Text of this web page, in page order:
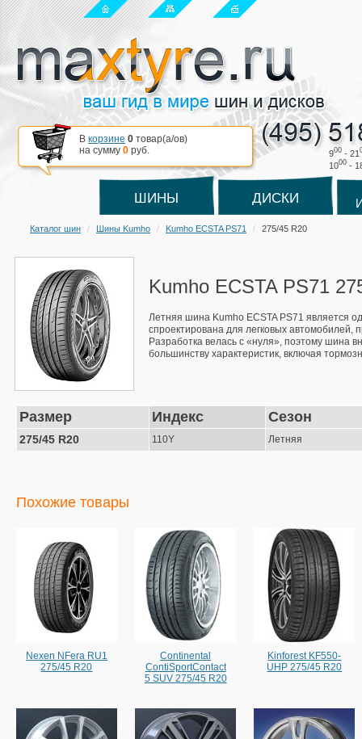
900 - 21
1000 -
В корзине 0 товар(a/ов)
на сумму 0 руб.
ШИНЫ ДИСКИ
Каталог шин Шины Kumho Kumho ECSTA PS71 275/45 R20
Kumho ECSTA PS71
Летняя шина Kumho ECSTA PS71 является
спроектирована для легковых автомобилей,
Разработка велась с «нуля», поэтому шина
большинству характеристик, включая
Размер Индекс Сезон
275/45 R20 110Y Летняя
Похожие товары
Nexen NFera RU1
275/45 R20
Continental
ContiSportContact
5 SUV 275/45 R20
Kinforest KF550-
UHP 275/45 R20